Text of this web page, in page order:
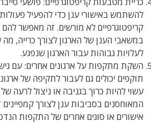
להשתמש באישורי ענן כדי להפעיל
קריפטוגרפיים לא מורשים. זה מאפשר
במשאבי הענן של הארגון לצורך כרייה, מה
לעלויות גבוהות עבור הארגון שנפגע.
השקת מתקפות על ארגונים אחרים: עם
תוקפים יכולים גם לעבור לתקיפה של
עשוי להיות כרוך בגניבה או ניצול לרעה
המאוחסנים בסביבות ענן לצורך קמפיינים
אישורים או סוגים אחרים של התקפות